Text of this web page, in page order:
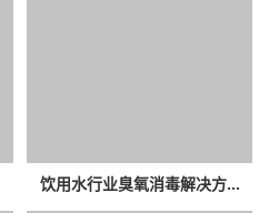
饮用水行业臭氧消毒解决方...